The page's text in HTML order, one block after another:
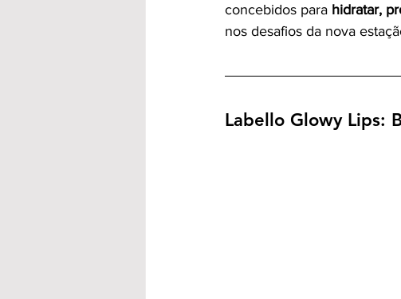
concebidos para hidratar,
nos desafios da nova
Labello Glowy Lips: